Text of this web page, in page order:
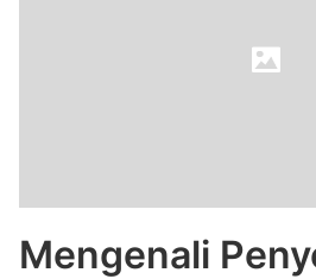
Mengenali